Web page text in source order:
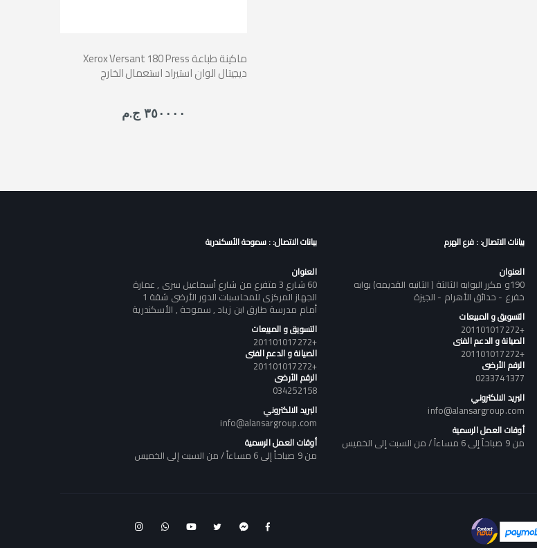
Xerox Versant 180 Press ماكينة طباعة
ديجيتال الوان استيراد استعمال الخارج
٣٥٠٠٠٠ ج.م
بيانات الاتصال: : فرع الهرم
العنوان
190و مكرر البوابه الثالثة ( الثانيه القديمه) بوابه
خفرع - حدائق الأهرام - الجيزة
التسويق و المبيعات
+201101017272
الصيانة و الدعم الفنى
+201101017272
الرقم الأرضى
0233741377
البريد الالكتروني
info@alansargroup.com
أوقات العمل الرسمية
من 9 صباحاً إلى 6 مساءاً / من السبت إلى الخميس
بيانات الاتصال: : سموحة الأسكندرية
العنوان
60 شارع 3 متفرع من شارع أسماعيل سرى , عمارة
الجهاز المركزى للمحاسبات الدور الأرضى شقة 1
أمام مدرسة طارق ابن زياد , سموحة , الأسكندرية
التسويق و المبيعات
+201101017272
الصيانة و الدعم الفنى
+201101017272
الرقم الأرضى
034252158
البريد الالكتروني
info@alansargroup.com
أوقات العمل الرسمية
من 9 صباحاً إلى 6 مساءاً / من السبت إلى الخميس